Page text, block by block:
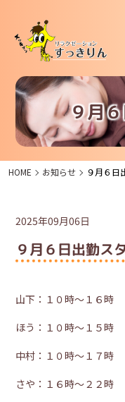
９月
HOME お知らせ ９月６日
2025年09月06日
９月６日出勤ス
山下：１０時～１６時
ほう：１０時～１５時
中村：１０時～１７時
さや：１６時～２２時